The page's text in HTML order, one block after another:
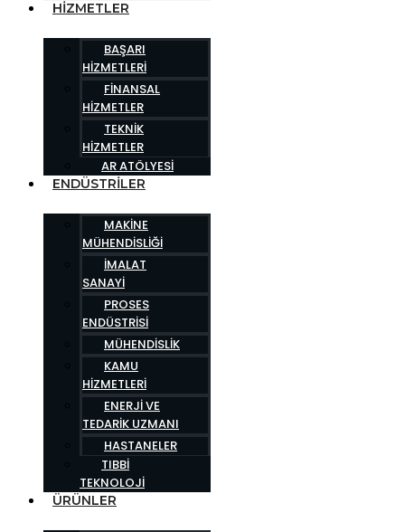
HIZMETLER
BAŞARI
HIZMETLERI
FINANSAL
HIZMETLER
TEKNIK
HIZMETLER
AR ATÖLYESI
ENDÜSTRILER
MAKINE
MÜHENDISLIĞI
İMALAT
SANAYI
PROSES
ENDÜSTRISI
MÜHENDISLIK
KAMU
HIZMETLERI
ENERJI VE
TEDARIK UZMANI
HASTANELER
TIBBI
TEKNOLOJI
ÜRÜNLER